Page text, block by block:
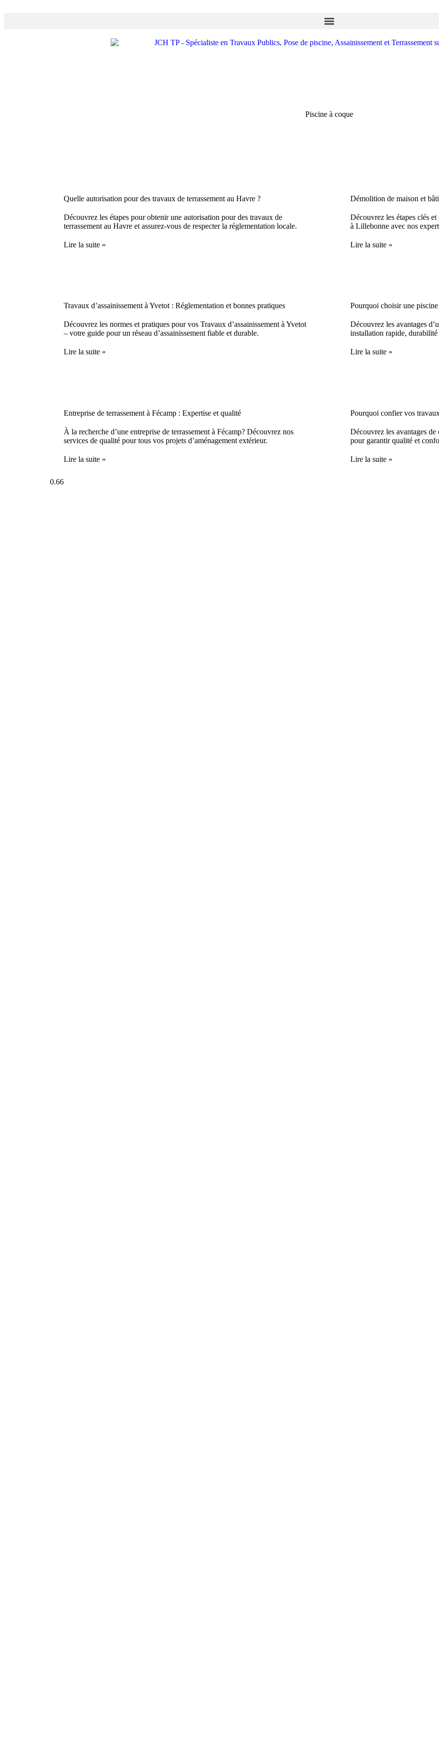
Piscine à coque
Quelle autorisation pour des travaux de terrassement au Havre ?
Découvrez les étapes pour obtenir une autorisation pour des travaux de
terrassement au Havre et assurez-vous de respecter la réglementation locale.
Lire la suite »
Démolition de maison et
Découvrez les étapes clés
à Lillebonne avec nos
Lire la suite »
Travaux d’assainissement à Yvetot : Réglementation et bonnes pratiques
Découvrez les normes et pratiques pour vos Travaux d’assainissement à Yvetot
– votre guide pour un réseau d’assainissement fiable et durable.
Lire la suite »
Pourquoi choisir une
Découvrez les avantages
installation rapide,
Lire la suite »
Entreprise de terrassement à Fécamp : Expertise et qualité
À la recherche d’une entreprise de terrassement à Fécamp? Découvrez nos
services de qualité pour tous vos projets d’aménagement extérieur.
Lire la suite »
Pourquoi confier vos
Découvrez les avantages de
pour garantir qualité et
Lire la suite »